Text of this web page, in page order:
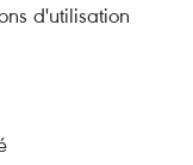
d'utilisation